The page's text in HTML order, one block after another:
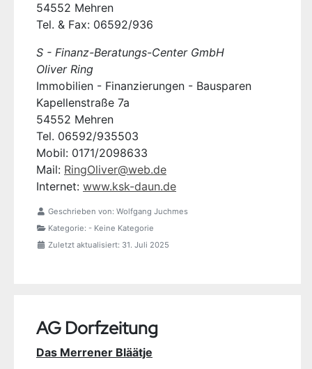
54552 Mehren
Tel. & Fax: 06592/936
S - Finanz-Beratungs-Center GmbH
Oliver Ring
Immobilien - Finanzierungen - Bausparen
Kapellenstraße 7a
54552 Mehren
Tel. 06592/935503
Mobil: 0171/2098633
Mail: RingOliver@web.de
Internet: www.ksk-daun.de
Geschrieben von: Wolfgang Juchmes
Kategorie: - Keine Kategorie
Zuletzt aktualisiert: 31. Juli 2025
AG Dorfzeitung
Das Merrener Bläätje